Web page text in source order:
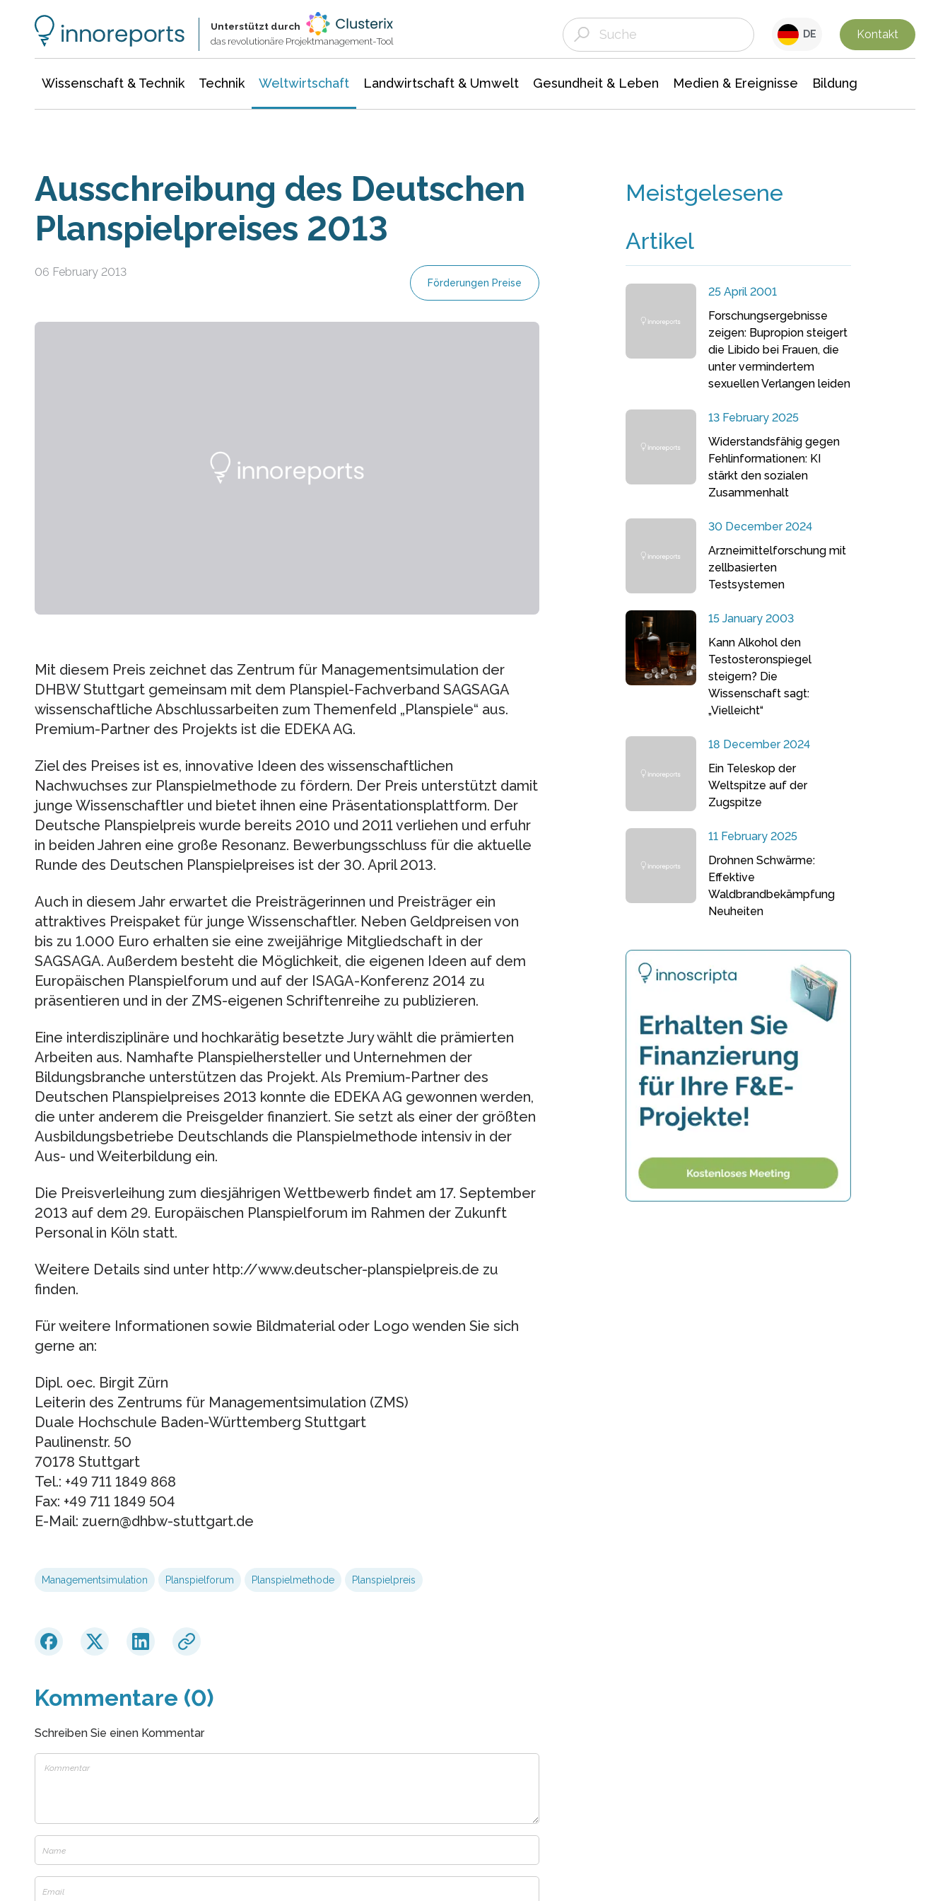
Unterstützt durch
das revolutionäre Projektmanagement-Tool
DE Kontakt
Wissenschaft & Technik Technik Weltwirtschaft Landwirtschaft & Umwelt Gesundheit & Leben Medien & Ereignisse Bildung
Ausschreibung des Deutschen
Planspielpreises 2013
06 February 2013
Förderungen Preise
Mit diesem Preis zeichnet das Zentrum für Managementsimulation der
DHBW Stuttgart gemeinsam mit dem Planspiel-Fachverband SAGSAGA
wissenschaftliche Abschlussarbeiten zum Themenfeld „Planspiele“ aus.
Premium-Partner des Projekts ist die EDEKA AG.
Ziel des Preises ist es, innovative Ideen des wissenschaftlichen
Nachwuchses zur Planspielmethode zu fördern. Der Preis unterstützt damit
junge Wissenschaftler und bietet ihnen eine Präsentationsplattform. Der
Deutsche Planspielpreis wurde bereits 2010 und 2011 verliehen und erfuhr
in beiden Jahren eine große Resonanz. Bewerbungsschluss für die aktuelle
Runde des Deutschen Planspielpreises ist der 30. April 2013.
Auch in diesem Jahr erwartet die Preisträgerinnen und Preisträger ein
attraktives Preispaket für junge Wissenschaftler. Neben Geldpreisen von
bis zu 1.000 Euro erhalten sie eine zweijährige Mitgliedschaft in der
SAGSAGA. Außerdem besteht die Möglichkeit, die eigenen Ideen auf dem
Europäischen Planspielforum und auf der ISAGA-Konferenz 2014 zu
präsentieren und in der ZMS-eigenen Schriftenreihe zu publizieren.
Eine interdisziplinäre und hochkarätig besetzte Jury wählt die prämierten
Arbeiten aus. Namhafte Planspielhersteller und Unternehmen der
Bildungsbranche unterstützen das Projekt. Als Premium-Partner des
Deutschen Planspielpreises 2013 konnte die EDEKA AG gewonnen werden,
die unter anderem die Preisgelder finanziert. Sie setzt als einer der größten
Ausbildungsbetriebe Deutschlands die Planspielmethode intensiv in der
Aus- und Weiterbildung ein.
Die Preisverleihung zum diesjährigen Wettbewerb findet am 17. September
2013 auf dem 29. Europäischen Planspielforum im Rahmen der Zukunft
Personal in Köln statt.
Weitere Details sind unter http://www.deutscher-planspielpreis.de zu
finden.
Für weitere Informationen sowie Bildmaterial oder Logo wenden Sie sich
gerne an:
Dipl. oec. Birgit Zürn
Leiterin des Zentrums für Managementsimulation (ZMS)
Duale Hochschule Baden-Württemberg Stuttgart
Paulinenstr. 50
70178 Stuttgart
Tel.: +49 711 1849 868
Fax: +49 711 1849 504
E-Mail: zuern@dhbw-stuttgart.de
Managementsimulation Planspielforum Planspielmethode Planspielpreis
Kommentare (0)
Schreiben Sie einen Kommentar
Meistgelesene
Artikel
25 April 2001
Forschungsergebnisse
zeigen: Bupropion steigert
die Libido bei Frauen, die
unter vermindertem
sexuellen Verlangen leiden
13 February 2025
Widerstandsfähig gegen
Fehlinformationen: KI
stärkt den sozialen
Zusammenhalt
30 December 2024
Arzneimittelforschung mit
zellbasierten
Testsystemen
15 January 2003
Kann Alkohol den
Testosteronspiegel
steigern? Die
Wissenschaft sagt:
„Vielleicht“
18 December 2024
Ein Teleskop der
Weltspitze auf der
Zugspitze
11 February 2025
Drohnen Schwärme:
Effektive
Waldbrandbekämpfung
Neuheiten